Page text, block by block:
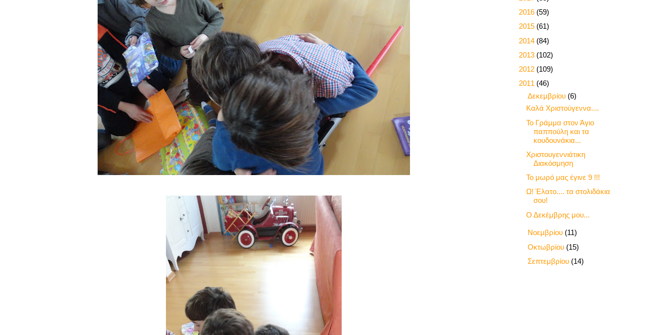
2016 (59)
2015 (61)
2014 (84)
2013 (102)
2012 (109)
2011 (46)
Δεκεμβρίου (6)
Καλά Χριστούγεννα....
Το Γράμμα στον Άγιο
παππούλη και τα
κουδουνάκια...
Χριστουγεννιάτικη
Διακόσμηση
Το μωρό μας έγινε 9 !!!
Ω! Έλατο.... τα στολιδάκια
σου!
Ο Δεκέμβρης μου...
Νοεμβρίου (11)
Οκτωβρίου (15)
Σεπτεμβρίου (14)